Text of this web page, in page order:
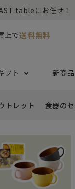
tableにお任せ！
上で送料無料
ウル
- 汁椀
- どん
- ラー
フト 新商品
トレット 食器の